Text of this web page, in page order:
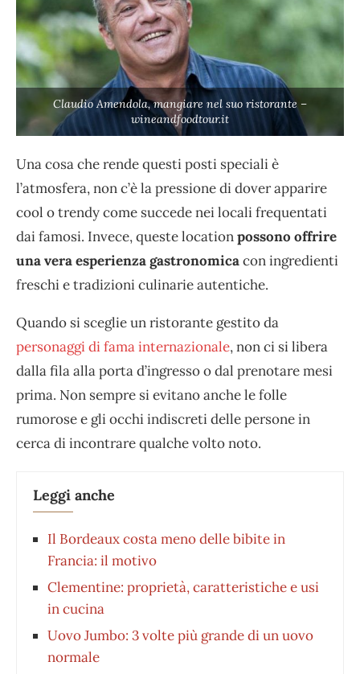
Claudio Amendola, mangiare nel suo ristorante –
wineandfoodtour.it
Una cosa che rende questi posti speciali è
l’atmosfera, non c’è la pressione di dover apparire
cool o trendy come succede nei locali frequentati
dai famosi. Invece, queste locationpossono offrire
una vera esperienza gastronomicacon ingredienti
freschi e tradizioni culinarie autentiche.
Quando si sceglie un ristorante gestito da
personaggi di fama internazionale, non ci si libera
dalla fila alla porta d’ingresso o dal prenotare mesi
prima. Non sempre si evitano anche le folle
rumorose e gli occhi indiscreti delle persone in
cerca di incontrare qualche volto noto.
Leggi anche
Il Bordeaux costa meno delle bibite in
Francia: il motivo
Clementine: proprietà, caratteristiche e usi
in cucina
Uovo Jumbo: 3 volte più grande di un uovo
normale